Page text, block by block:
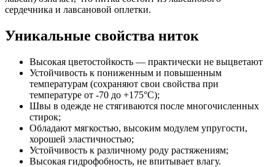
сердечника и лавсановой оплетки.
Уникальные свойства ниток
Высокая цветостойкость — практически не выцветают
Устойчивость к пониженным и повышенным
температурам (сохраняют свои свойства при
температуре от -70 до +175°С);
Швы в одежде не стягиваются после многочисленных
стирок;
Обладают мягкостью, высоким модулем упругости,
хорошей эластичностью;
Устойчивость к различному роду растяжениям;
Высокая гидрофобность, не впитывает влагу.